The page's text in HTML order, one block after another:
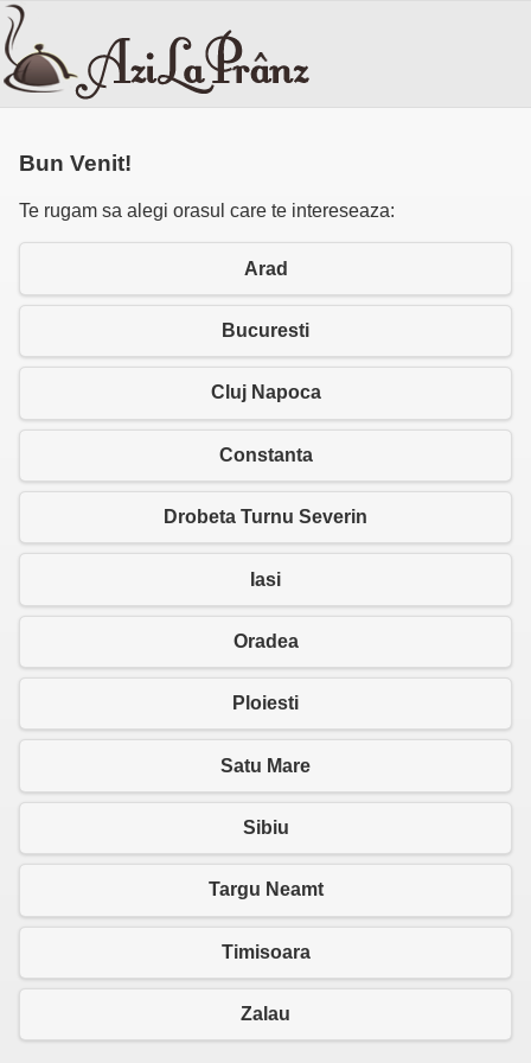
Bun Venit!
Te rugam sa alegi orasul care te intereseaza:
Arad
Bucuresti
Cluj Napoca
Constanta
Drobeta Turnu Severin
Iasi
Oradea
Ploiesti
Satu Mare
Sibiu
Targu Neamt
Timisoara
Zalau